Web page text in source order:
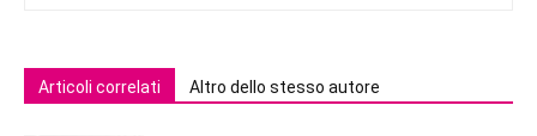
Articoli correlati Altro dello stesso autore